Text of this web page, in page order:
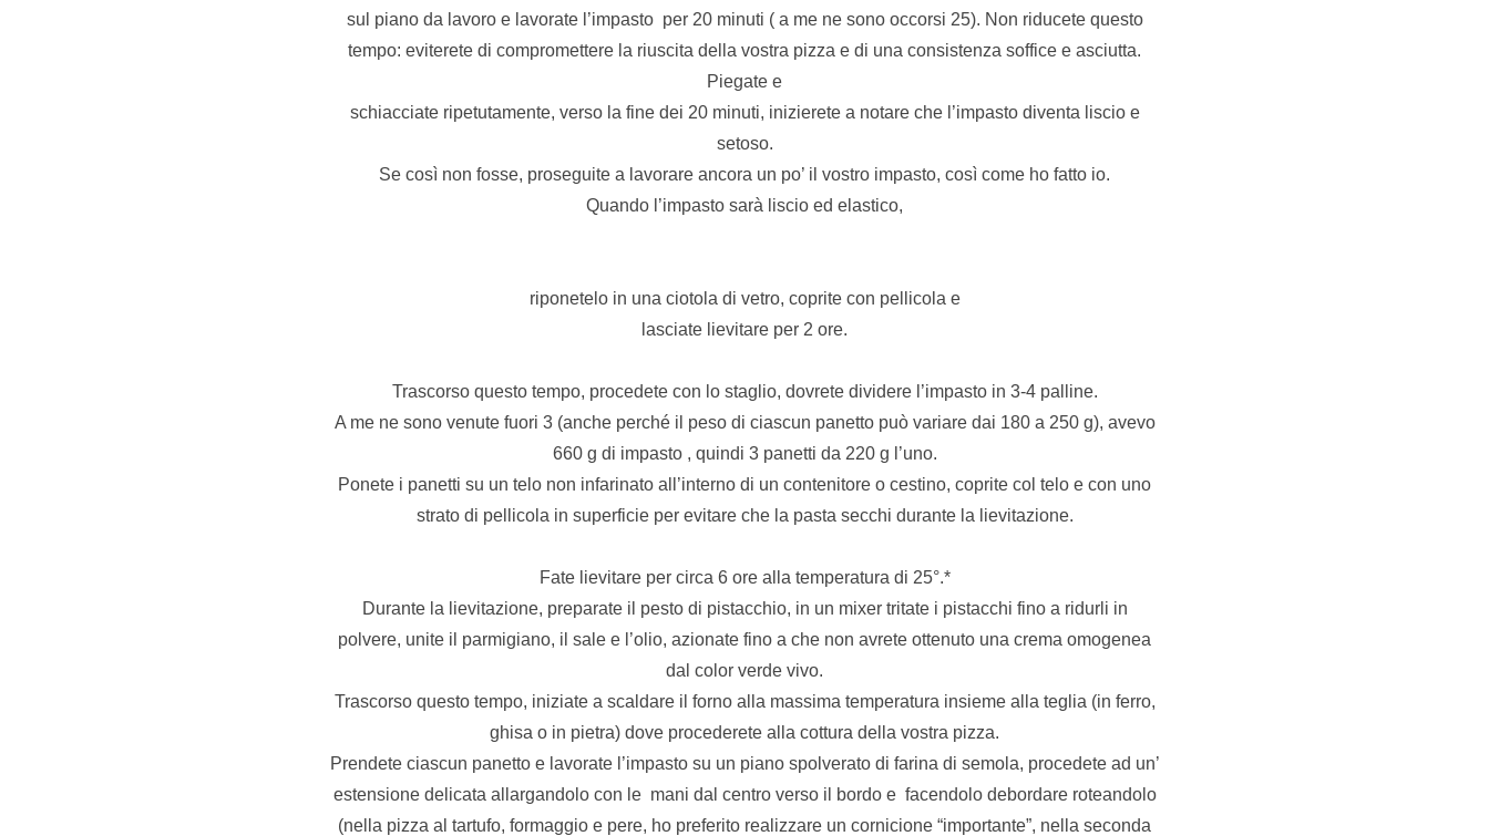
sul piano da lavoro e lavorate l’impasto per 20 minuti ( a me ne sono occorsi 25). Non riducete questo
tempo: eviterete di compromettere la riuscita della vostra pizza e di una consistenza soffice e asciutta.
Piegate e
schiacciate ripetutamente, verso la fine dei 20 minuti, inizierete a notare che l’impasto diventa liscio e
setoso.
Se così non fosse, proseguite a lavorare ancora un po’ il vostro impasto, così come ho fatto io.
Quando l’impasto sarà liscio ed elastico,
riponetelo in una ciotola di vetro, coprite con pellicola e
lasciate lievitare per 2 ore.
Trascorso questo tempo, procedete con lo staglio, dovrete dividere l’impasto in 3-4 palline.
A me ne sono venute fuori 3 (anche perché il peso di ciascun panetto può variare dai 180 a 250 g), avevo
660 g di impasto , quindi 3 panetti da 220 g l’uno.
Ponete i panetti su un telo non infarinato all’interno di un contenitore o cestino, coprite col telo e con uno
strato di pellicola in superficie per evitare che la pasta secchi durante la lievitazione.
Fate lievitare per circa 6 ore alla temperatura di 25°.*
Durante la lievitazione, preparate il pesto di pistacchio, in un mixer tritate i pistacchi fino a ridurli in
polvere, unite il parmigiano, il sale e l’olio, azionate fino a che non avrete ottenuto una crema omogenea
dal color verde vivo.
Trascorso questo tempo, iniziate a scaldare il forno alla massima temperatura insieme alla teglia (in ferro,
ghisa o in pietra) dove procederete alla cottura della vostra pizza.
Prendete ciascun panetto e lavorate l’impasto su un piano spolverato di farina di semola, procedete ad un’
estensione delicata allargandolo con le mani dal centro verso il bordo e facendolo debordare roteandolo
(nella pizza al tartufo, formaggio e pere, ho preferito realizzare un cornicione “importante”, nella seconda